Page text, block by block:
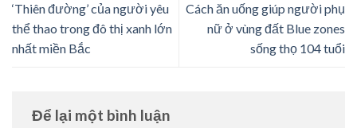
‘Thiên đường’ của người yêu
thể thao trong đô thị xanh lớn
nhất miền Bắc
Cách ăn uống giúp người phụ
nữ ở vùng đất Blue zones
sống thọ 104 tuổi
Để lại một bình luận